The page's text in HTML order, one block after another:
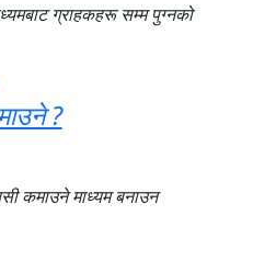
ग्राहकहरू सम्म पुग्नको
?
कमाउने माध्यम बनाउन